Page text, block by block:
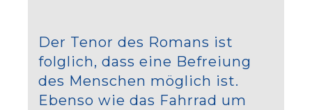
Der Tenor des Romans ist
folglich, dass eine Befreiung
des Menschen möglich ist.
Ebenso wie das Fahrrad um